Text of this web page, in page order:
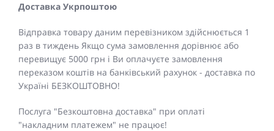
Доставка Укрпоштою
Відправка товару даним перевізником здійснюється 1
раз в тиждень Якщо сума замовлення дорівнює або
перевищує 5000 грн і Ви оплачуєте замовлення
переказом коштів на банківський рахунок - доставка по
Україні БЕЗКОШТОВНО!
Послуга "Безкоштовна доставка" при оплаті
"накладним платежем" не працює!